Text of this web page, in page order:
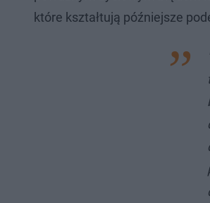
które kształtują późniejsze